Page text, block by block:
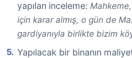
yapılan inceleme:
için karar almış, o gün de
gardiyanıyla birlikte bizim
Yapılacak bir binanın